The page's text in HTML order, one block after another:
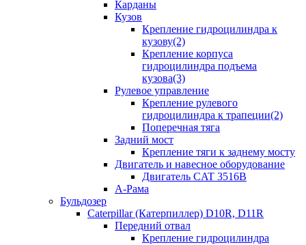
Карданы
Кузов
Крепление гидроцилиндра к
кузову(2)
Крепление корпуса
гидроцилиндра подъема
кузова(3)
Рулевое управление
Крепление рулевого
гидроцилиндра к трапеции(2)
Поперечная тяга
Задний мост
Крепление тяги к заднему мосту
Двигатель и навесное оборудование
Двигатель CAT 3516B
А-Рама
Бульдозер
Caterpillar (Катерпиллер) D10R, D11R
Передний отвал
Крепление гидроцилиндра